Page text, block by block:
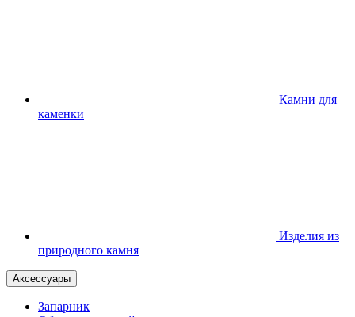
Камни для
каменки
Изделия из
природного камня
Аксессуары
Запарник